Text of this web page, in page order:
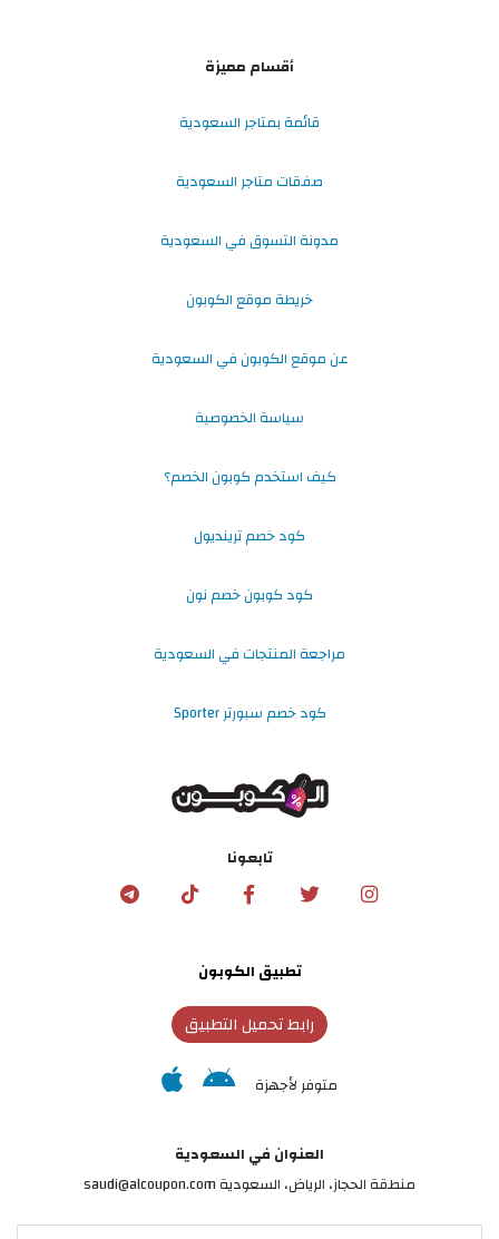
أقسام مميزة
قائمة بمتاجر السعودية
صفقات متاجر السعودية
مدونة التسوق في السعودية
خريطة موقع الكوبون
عن موقع الكوبون في السعودية
سياسة الخصوصية
كيف استخدم كوبون الخصم؟
كود خصم ترينديول
كود كوبون خصم نون
مراجعة المنتجات في السعودية
كود خصم سبورتر Sporter
تابعونا
تطبيق الكوبون
رابط تحميل التطبيق
متوفر لأجهزة
العنوان في السعودية
منطقة الحجاز، الرياض، السعودية saudi@alcoupon.com